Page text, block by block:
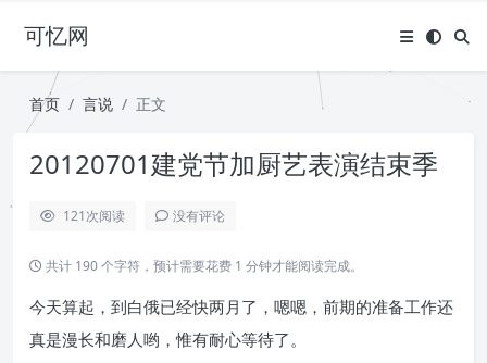
可忆网
首页 言说 正文
20120701建党节加厨艺表演结束季
121次阅读 没有评论
共计 190 个字符，预计需要花费 1 分钟才能阅读完成。
今天算起，到白俄已经快两月了，嗯嗯，前期的准备工作还
真是漫长和磨人哟，惟有耐心等待了。